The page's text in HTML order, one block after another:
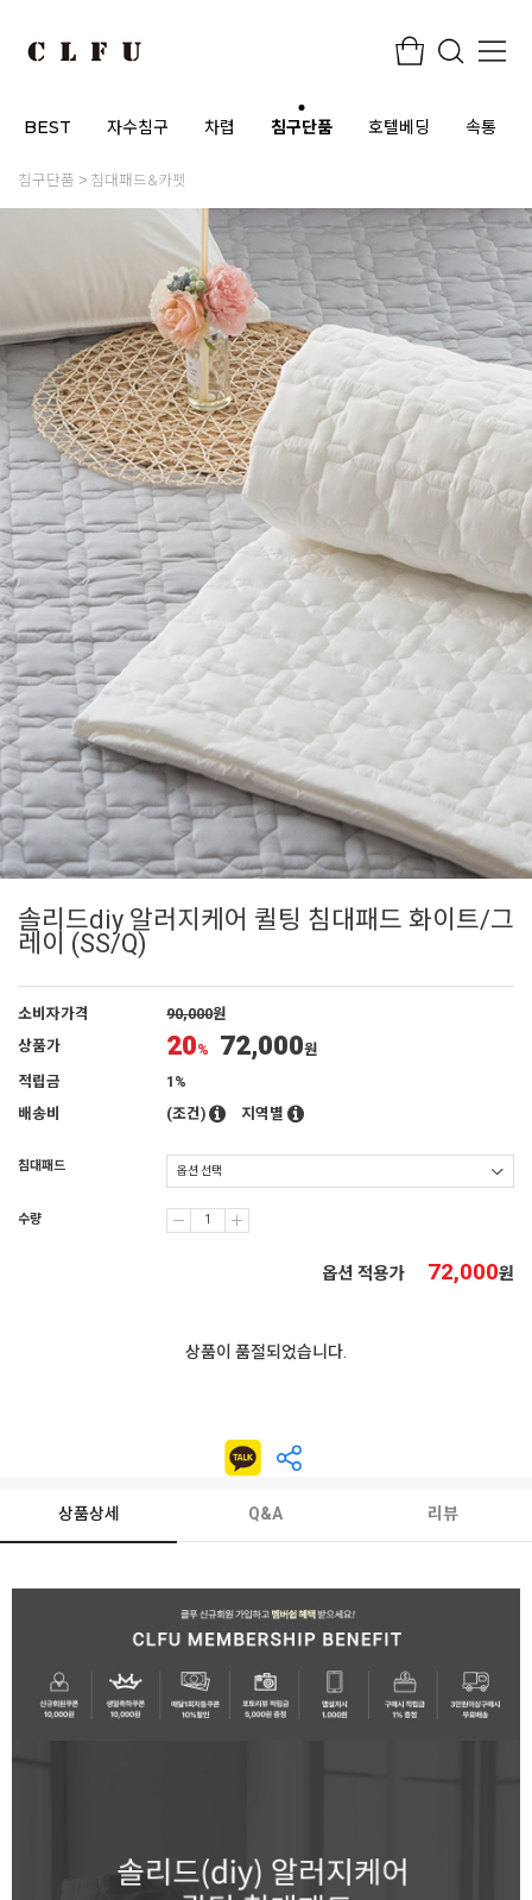
BEST 자수침구 차렵 침구단품 호텔베딩 속통
침구단품 침대패드&카펫
솔리드diy 알러지케어 퀼팅 침대패드 화이트/그
레이 (SS/Q)
소비자가격 90,000원
상품가
20% 72,000원
적립금
1%
배송비
(조건) 지역별
침대패드
수량
옵션 적용가 72,000원
상품이 품절되었습니다.
상품상세 Q&A 리뷰